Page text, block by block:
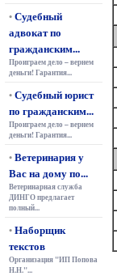
•Судебный
адвокат по
гражданским...
Проиграем дело – вернем
деньги! Гарантия...
•Судебный юрист
по гражданским...
Проиграем дело – вернем
деньги! Гарантия...
•Ветеринария у
Вас на дому по...
Ветеринарная служба
ДИНГО предлагает
полный...
•Наборщик
текстов
Организация "ИП Попова
Н.Н."...